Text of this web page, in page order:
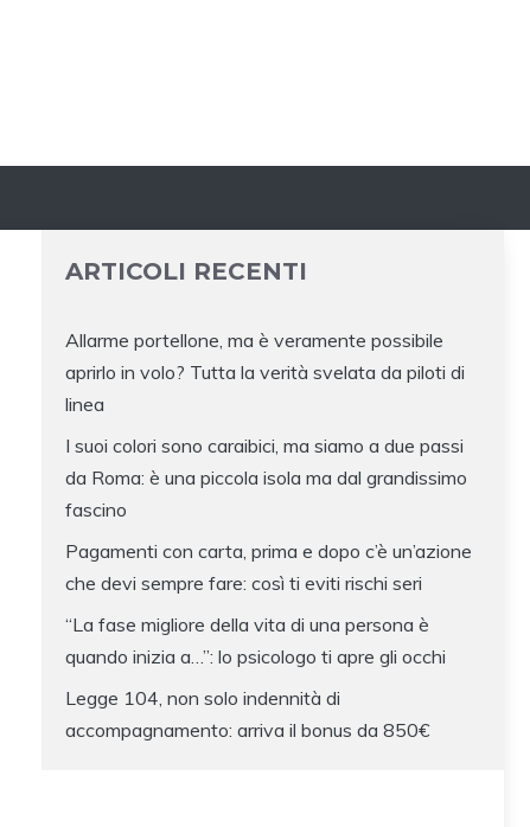
ARTICOLI RECENTI
Allarme portellone, ma è veramente possibile
aprirlo in volo? Tutta la verità svelata da piloti di
linea
I suoi colori sono caraibici, ma siamo a due passi
da Roma: è una piccola isola ma dal grandissimo
fascino
Pagamenti con carta, prima e dopo c’è un’azione
che devi sempre fare: così ti eviti rischi seri
“La fase migliore della vita di una persona è
quando inizia a…”: lo psicologo ti apre gli occhi
Legge 104, non solo indennità di
accompagnamento: arriva il bonus da 850€